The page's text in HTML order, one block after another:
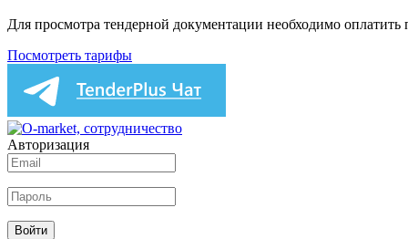
Для просмотра тендерной документации необходимо оплатить
Посмотреть тарифы
Авторизация
Войти